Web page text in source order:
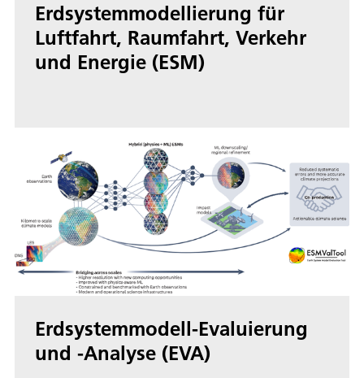
Erdsystemmodellierung für
Luftfahrt, Raumfahrt, Verkehr
und Energie (ESM)
Erdsystemmodell-Evaluierung
und -Analyse (EVA)